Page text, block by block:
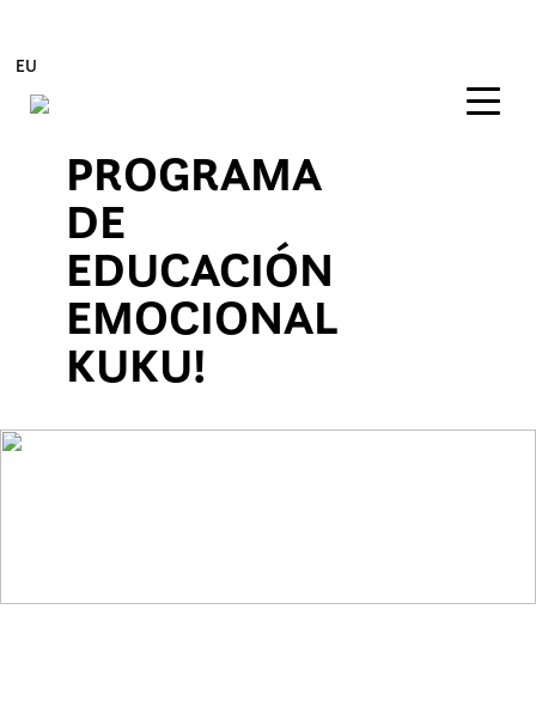
Edukira zuzenean joan
EU
PROGRAMA
DE
EDUCACIÓN
EMOCIONAL
KUKU!